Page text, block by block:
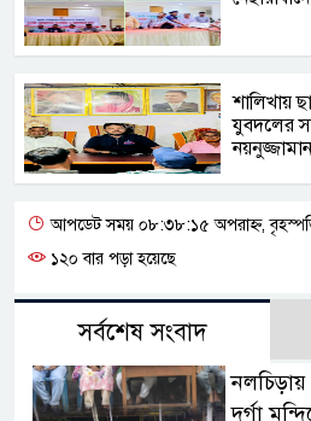
শালিখায়
যুবদলের
আপডেট সময় ০৮:৩৮:১৫ অপরাহ্ন,
১২০ বার পড়া হয়েছে
সর্বশেষ সংবাদ
নলচিড়ায়
দুর্গা